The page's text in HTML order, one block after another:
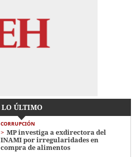
LO ÚLTIMO
CORRUPCIÓN
MP investiga a exdirectora del
INAMI por irregularidades en
compra de alimentos